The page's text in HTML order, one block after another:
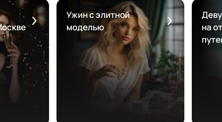
Ужин с элитной
моделью
на